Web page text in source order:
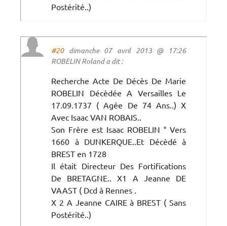
Postérité..)
#20dimanche 07 avril 2013 @ 17:26
ROBELIN Roland a dit :
Recherche Acte De Décès De Marie
ROBELIN Décèdée A Versailles Le
17.09.1737 ( Agée De 74 Ans..) X
Avec Isaac VAN ROBAIS..
Son Frère est Isaac ROBELIN ° Vers
1660 à DUNKERQUE..Et Décèdé à
BREST en 1728
Il était Directeur Des Fortifications
De BRETAGNE.. X1 A Jeanne DE
VAAST ( Dcd à Rennes .
X 2 A Jeanne CAIRE à BREST ( Sans
Postérité..)